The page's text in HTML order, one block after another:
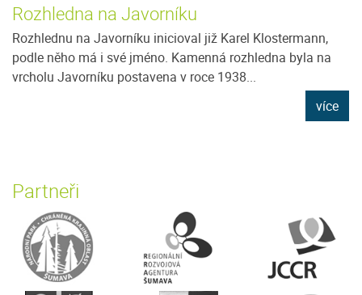
Rozhledna na Javorníku
Rozhlednu na Javorníku inicioval již Karel Klostermann,
podle něho má i své jméno. Kamenná rozhledna byla na
vrcholu Javorníku postavena v roce 1938...
více
Partneři